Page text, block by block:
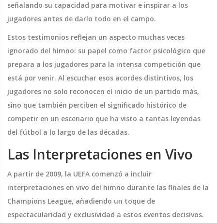
señalando su capacidad para motivar e inspirar a los
jugadores antes de darlo todo en el campo.
Estos testimonios reflejan un aspecto muchas veces
ignorado del himno: su papel como factor psicológico que
prepara a los jugadores para la intensa competición que
está por venir. Al escuchar esos acordes distintivos, los
jugadores no solo reconocen el inicio de un partido más,
sino que también perciben el significado histórico de
competir en un escenario que ha visto a tantas leyendas
del fútbol a lo largo de las décadas.
Las Interpretaciones en Vivo
A partir de 2009, la UEFA comenzó a incluir
interpretaciones en vivo del himno durante las finales de la
Champions League, añadiendo un toque de
espectacularidad y exclusividad a estos eventos decisivos.